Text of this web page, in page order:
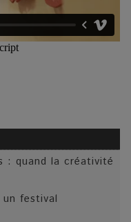
: quand la créativité
festival